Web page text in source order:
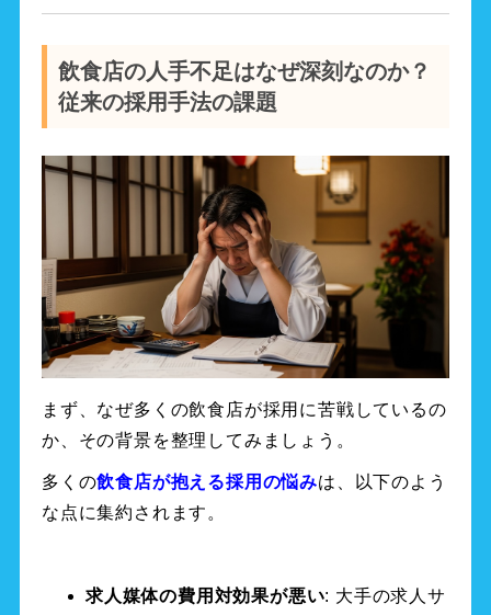
飲食店の人手不足はなぜ深刻なのか？
従来の採用手法の課題
まず、なぜ多くの飲食店が採用に苦戦しているの
か、その背景を整理してみましょう。
多くの飲食店が抱える採用の悩みは、以下のよう
な点に集約されます。
求人媒体の費用対効果が悪い: 大手の求人サ